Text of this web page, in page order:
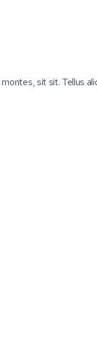
sit sit. Tellus